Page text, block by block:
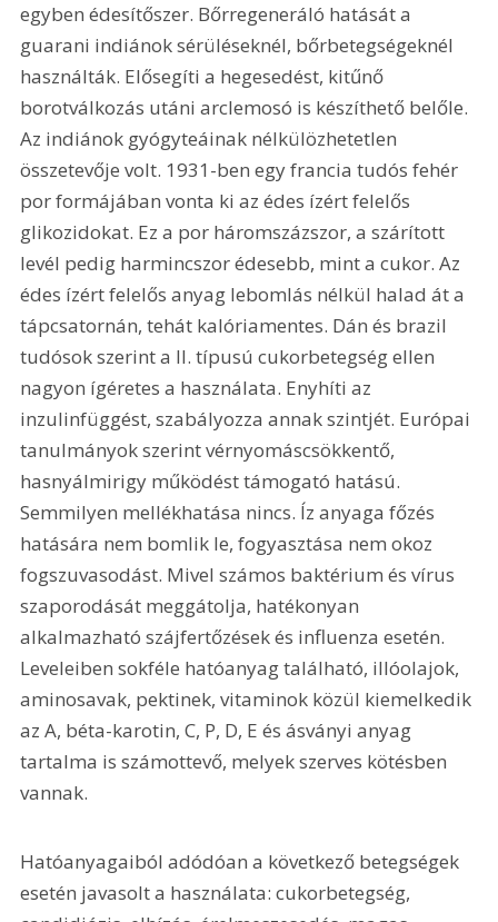
egyben édesítőszer. Bőrregeneráló hatását a
guarani indiánok sérüléseknél, bőrbetegségeknél
használták. Elősegíti a hegesedést, kitűnő
borotválkozás utáni arclemosó is készíthető belőle.
Az indiánok gyógyteáinak nélkülözhetetlen
összetevője volt. 1931-ben egy francia tudós fehér
por formájában vonta ki az édes ízért felelős
glikozidokat. Ez a por háromszázszor, a szárított
levél pedig harmincszor édesebb, mint a cukor. Az
édes ízért felelős anyag lebomlás nélkül halad át a
tápcsatornán, tehát kalóriamentes. Dán és brazil
tudósok szerint a II. típusú cukorbetegség ellen
nagyon ígéretes a használata. Enyhíti az
inzulinfüggést, szabályozza annak szintjét. Európai
tanulmányok szerint vérnyomáscsökkentő,
hasnyálmirigy működést támogató hatású.
Semmilyen mellékhatása nincs. Íz anyaga főzés
hatására nem bomlik le, fogyasztása nem okoz
fogszuvasodást. Mivel számos baktérium és vírus
szaporodását meggátolja, hatékonyan
alkalmazható szájfertőzések és influenza esetén.
Leveleiben sokféle hatóanyag található, illóolajok,
aminosavak, pektinek, vitaminok közül kiemelkedik
az A, béta-karotin, C, P, D, E és ásványi anyag
tartalma is számottevő, melyek szerves kötésben
vannak.
Hatóanyagaiból adódóan a következő betegségek
esetén javasolt a használata: cukorbetegség,